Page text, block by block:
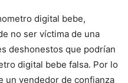
digital bebe,
no ser víctima de una
deshonestos que podrían
digital bebe falsa. Por lo
un vendedor de confianza